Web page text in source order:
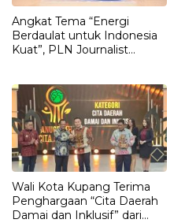
Angkat Tema “Energi
Berdaulat untuk Indonesia
Kuat”, PLN Journalist
Wali Kota Kupang Terima
Penghargaan “Cita Daerah
Damai dan Inklusif” dari